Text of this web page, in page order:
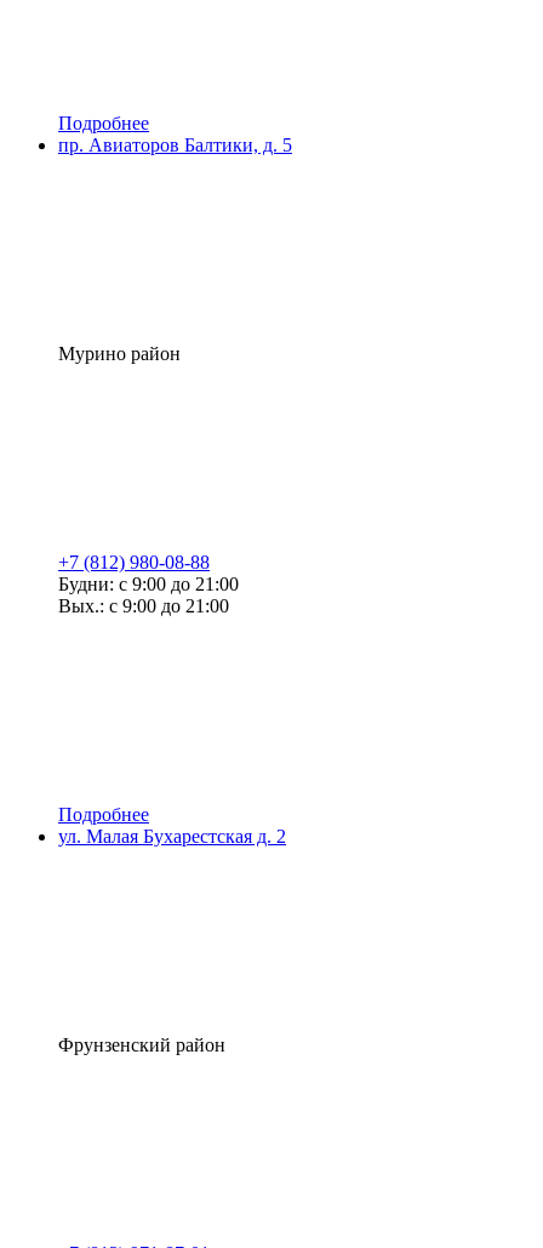
Подробнее
пр. Авиаторов Балтики, д. 5
Мурино район
+7 (812) 980-08-88
Будни: с 9:00 до 21:00
Вых.: с 9:00 до 21:00
Подробнее
ул. Малая Бухарестская д. 2
Фрунзенский район